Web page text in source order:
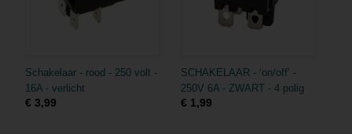
Schakelaar - rood - 250 volt -
16A - verlicht
€ 3,99
SCHAKELAAR - ‘on/off’ -
250V 6A - ZWART - 4 polig
€ 1,99